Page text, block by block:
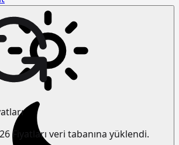
Fiyatları veri tabanına yüklendi.